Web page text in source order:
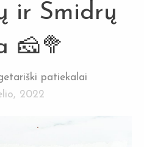
ir Smidrų
🧀🥦
patiekalai
2022